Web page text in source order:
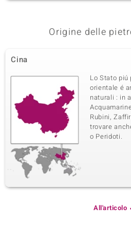
Origine delle
Cina
Lo Stato piú
orientale é
naturali : in
Rubini,
trovare
o Peridoti.
All'articolo